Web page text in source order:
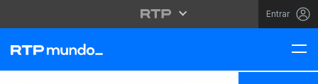
Entrar